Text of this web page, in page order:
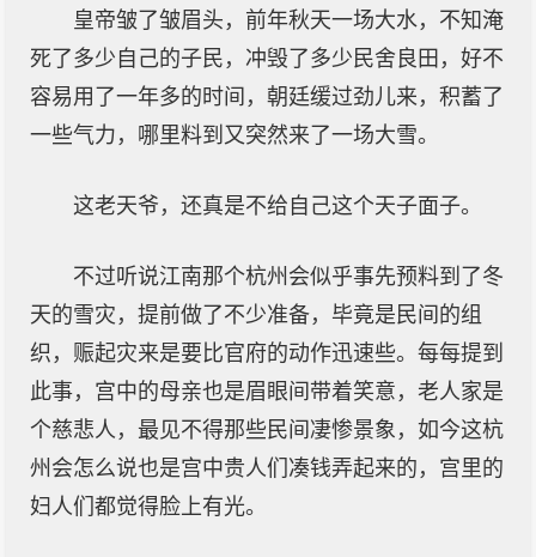
皇帝皱了皱眉头，前年秋天一场大水，不知淹
死了多少自己的子民，冲毁了多少民舍良田，好不
容易用了一年多的时间，朝廷缓过劲儿来，积蓄了
一些气力，哪里料到又突然来了一场大雪。
这老天爷，还真是不给自己这个天子面子。
不过听说江南那个杭州会似乎事先预料到了冬
天的雪灾，提前做了不少准备，毕竟是民间的组
织，赈起灾来是要比官府的动作迅速些。每每提到
此事，宫中的母亲也是眉眼间带着笑意，老人家是
个慈悲人，最见不得那些民间凄惨景象，如今这杭
州会怎么说也是宫中贵人们凑钱弄起来的，宫里的
妇人们都觉得脸上有光。